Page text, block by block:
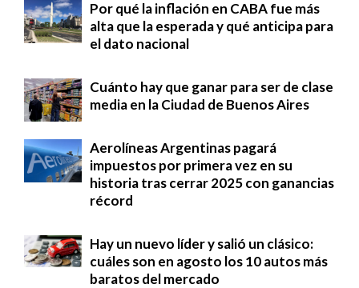
Por qué la inflación en CABA fue más
alta que la esperada y qué anticipa para
el dato nacional
Cuánto hay que ganar para ser de clase
media en la Ciudad de Buenos Aires
Aerolíneas Argentinas pagará
impuestos por primera vez en su
historia tras cerrar 2025 con ganancias
récord
Hay un nuevo líder y salió un clásico:
cuáles son en agosto los 10 autos más
baratos del mercado